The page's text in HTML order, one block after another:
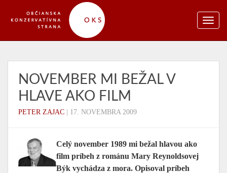
NOVEMBER MI BEŽAL V
HLAVE AKO FILM
PETER ZAJAC 17. NOVEMBRA 2009
Celý november 1989 mi bežal hlavou ako
film príbeh z románu Mary Reynoldsovej
Býk vychádza z mora. Opisoval príbeh